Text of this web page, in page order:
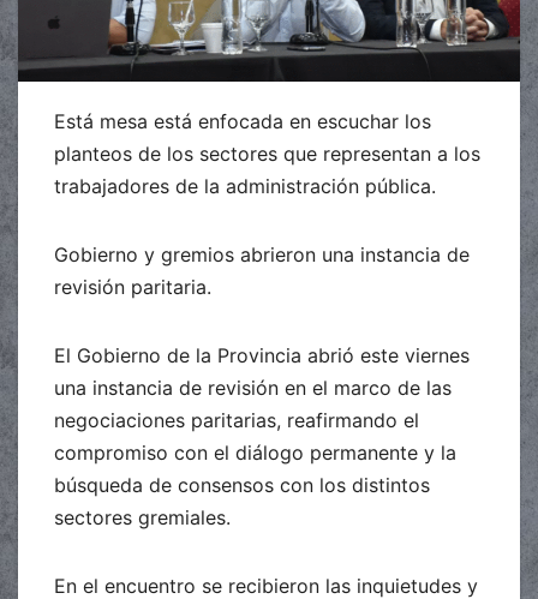
Está mesa está enfocada en escuchar los
planteos de los sectores que representan a los
trabajadores de la administración pública.
Gobierno y gremios abrieron una instancia de
revisión paritaria.
El Gobierno de la Provincia abrió este viernes
una instancia de revisión en el marco de las
negociaciones paritarias, reafirmando el
compromiso con el diálogo permanente y la
búsqueda de consensos con los distintos
sectores gremiales.
En el encuentro se recibieron las inquietudes y